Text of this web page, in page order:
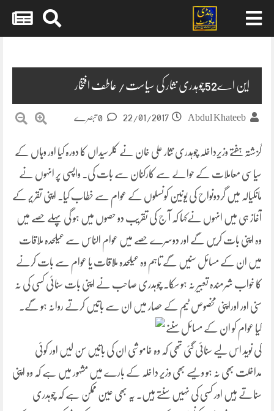
این اے52چوہدری نثار کی سیاست/ عاطف افتخار
Abdul Khateeb
22/01/2017
گزشتہ ہفتے وزیرداخلہ چوہدری نثار علی خان نے کلرسیداں کا دورہ کیا اور وہاں کے
سیاسی معاملات کے حوالے سے کارکنان سے بات کی۔ واپسی پر انہوں نے
مانکیالہ میں گردونواح کی یونین کونسلوں کے عوام سے خطاب کیا۔ اپنی تقریر کے
آغاز ہی میں انہوں نےکہا کہ آ ج کی تقریب دو حصوں میں ہو گی پہلے حصے میں
وہ اپنی بات کریں گے اور دوسرے حصے میں عوام الناس سے عیلحدہ ملاقات
میں ان کے مسائل سنیں گے تاہم وہ عیلحدہ ملاقات یا عوام سے بات کرنے
کا خواب شرمندہ تعبیر نہ ہو سکا۔ چوہدری صاحب نے اپنی بات سنائی کسی کی نہ
سنی اور اوراپنی مخصوص ٹیم کے حصار میں ان سے باتیں کرتے روانہ ہو گے۔
کیا عوام کو ان کے مسائل سننے
کی نوید اس لیے سنائی گئی تھی کہ وہ خاموشی ان کی باتیں سن لیں اور کوئی
مداخلت بھی نہ ہو ویسے بھی وزیر داخلہ کے بارے میں مشہور میں ہے کہ وہ اپنی
سناتے ہیں اور کسی کی نہیں سنتے ہیں۔ یہ بھی عین ممکن ہے کہ چوہدری